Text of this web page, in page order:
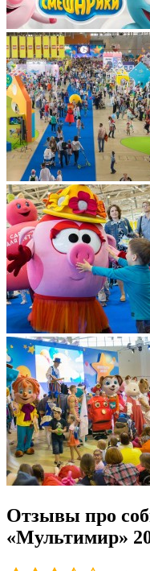
Отзывы про
«Мультимир»